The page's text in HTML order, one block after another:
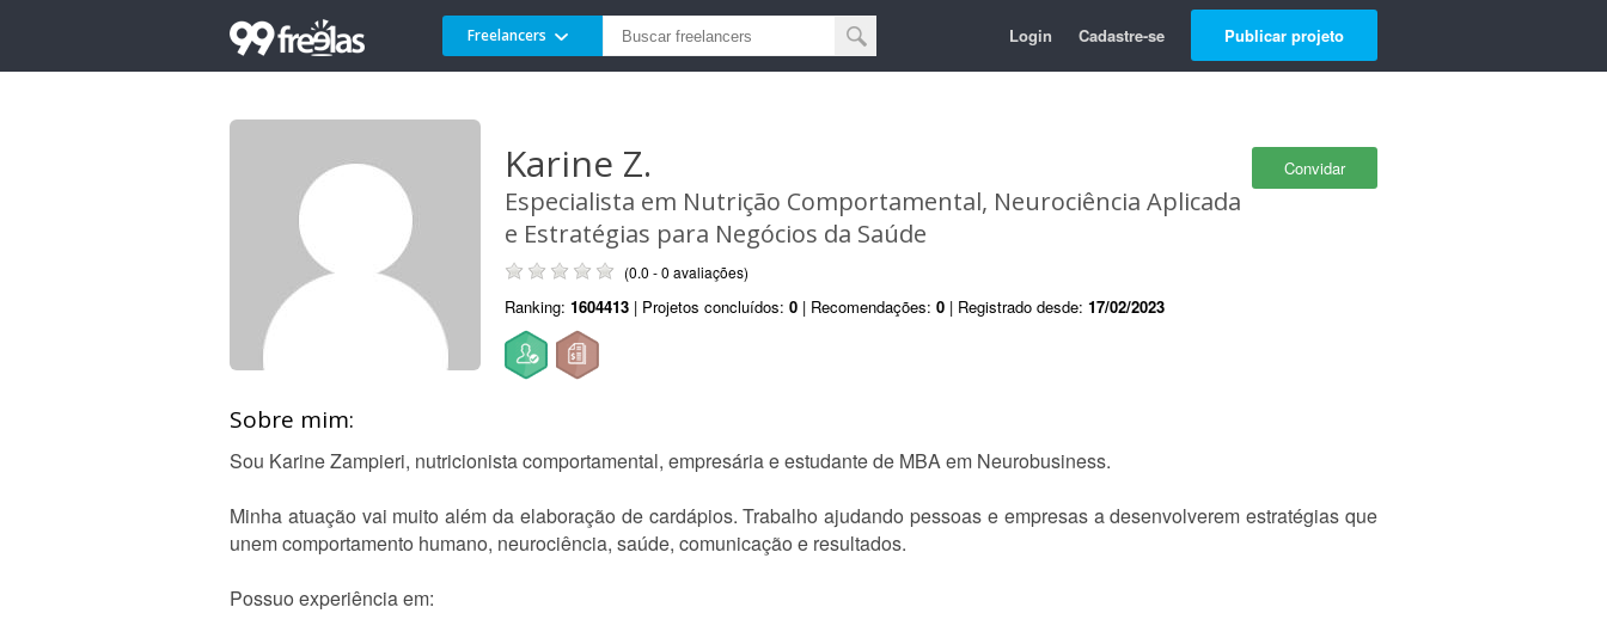
Freelancers Login Cadastre-se Publicar projeto
Convidar
Karine Z.
Especialista em Nutrição Comportamental, Neurociência Aplicada
e Estratégias para Negócios da Saúde
(0.0 - 0 avaliações)
Ranking: 1604413 | Projetos concluídos: 0 | Recomendações: 0 | Registrado desde: 17/02/2023
Sobre mim:
Sou Karine Zampieri, nutricionista comportamental, empresária e estudante de MBA em Neurobusiness.
Minha atuação vai muito além da elaboração de cardápios. Trabalho ajudando pessoas e empresas a desenvolverem estratégias que
unem comportamento humano, neurociência, saúde, comunicação e resultados.
Possuo experiência em: